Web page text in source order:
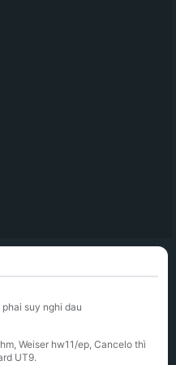
suy nghi dau
Weiser hw11/ep, Cancelo thì
UT9.